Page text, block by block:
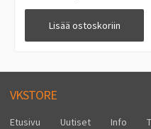
Lisää ostoskoriin
VKSTORE
Etusivu Uutiset Info